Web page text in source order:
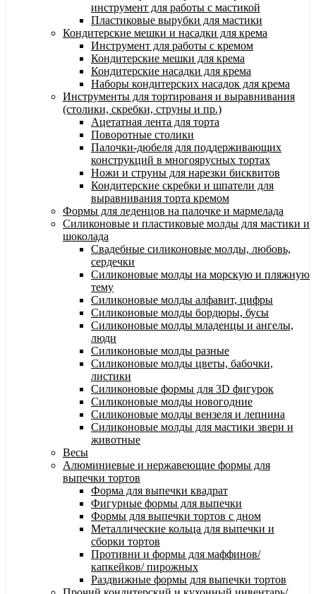
инструмент для работы с мастикой
Пластиковые вырубки для мастики
Кондитерские мешки и насадки для крема
Инструмент для работы с кремом
Кондитерские мешки для крема
Кондитерские насадки для крема
Наборы кондитерских насадок для крема
Инструменты для тортированя и выравнивания
(столики, скребки, струны и пр.)
Ацетатная лента для торта
Поворотные столики
Палочки-дюбеля для поддерживающих
конструкций в многоярусных тортах
Ножи и струны для нарезки бисквитов
Кондитерские скребки и шпатели для
выравнивания торта кремом
Формы для леденцов на палочке и мармелада
Силиконовые и пластиковые молды для мастики и
шоколада
Свадебные силиконовые молды, любовь,
сердечки
Силиконовые молды на морскую и пляжную
тему
Силиконовые молды алфавит, цифры
Силиконовые молды бордюры, бусы
Силиконовые молды младенцы и ангелы,
люди
Силиконовые молды разные
Силиконовые молды цветы, бабочки,
листики
Силиконовые формы для 3D фигурок
Силиконовые молды новогодние
Силиконовые молды вензеля и лепнина
Силиконовые молды для мастики звери и
животные
Весы
Алюминиевые и нержавеющие формы для
выпечки тортов
Форма для выпечки квадрат
Фигурные формы для выпечки
Формы для выпечки тортов с дном
Металлические кольца для выпечки и
сборки тортов
Противни и формы для маффинов/
капкейков/ пирожных
Раздвижные формы для выпечки тортов